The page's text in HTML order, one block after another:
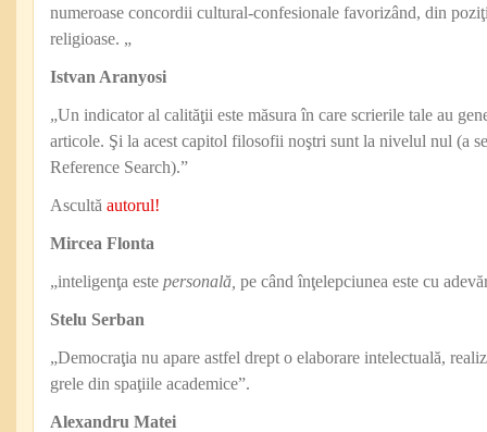
numeroase concordii cultural-confesionale favorizând, din
religioase. „
Istvan Aranyosi
„Un indicator al calităţii este măsura în care scrierile tale au
articole. Şi la acest capitol filosofii noştri sunt la nivelul nul (a
Reference Search).”
Ascultă autorul!
Mircea Flonta
„inteligenţa este personală, pe când înţelepciunea este cu
Stelu Serban
„Democraţia nu apare astfel drept o elaborare intelectuală,
grele din spaţiile academice”.
Alexandru Matei